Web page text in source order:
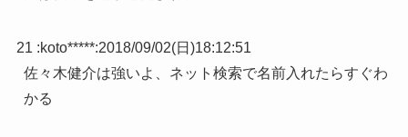
21 :koto*****:2018/09/02(日)18:12:51
佐々木健介は強いよ、ネット検索で名前入れたらすぐわ
かる